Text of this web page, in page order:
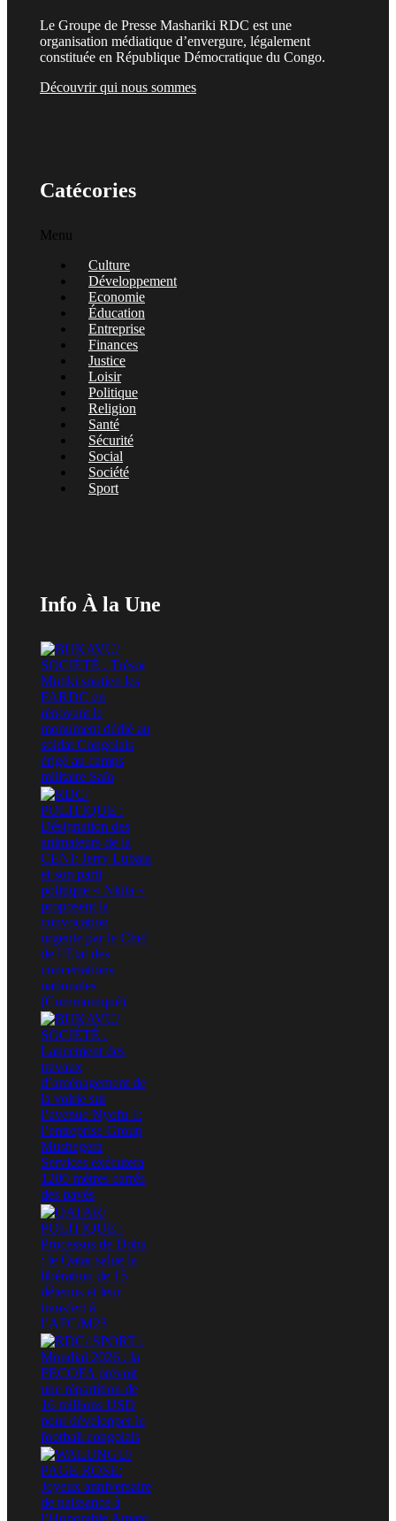
Le Groupe de Presse Mashariki RDC est une
organisation médiatique d’envergure, légalement
constituée en République Démocratique du Congo.
Découvrir qui nous sommes
Catécories
Menu
Culture
Développement
Economie
Éducation
Entreprise
Finances
Justice
Loisir
Politique
Religion
Santé
Sécurité
Social
Société
Sport
Info À la Une